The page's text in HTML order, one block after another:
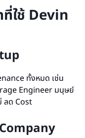
ใช้ Devin
ทั้งหมด เช่น
Engineer มนุษย์
ลด Cost